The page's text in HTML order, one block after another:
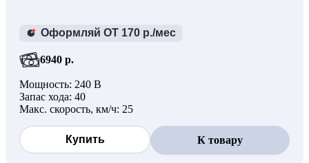
Оформляй ОТ 170 р./мес
6940 р.
Мощность: 240 В
Запас хода: 40
Макс. скорость, км/ч: 25
Купить К товару